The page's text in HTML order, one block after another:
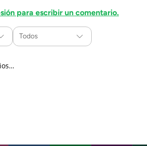
para escribir un comentario.
Todos